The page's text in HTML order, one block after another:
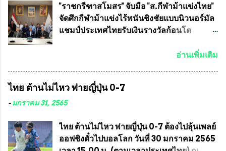
อายุ ชิงแชมป์ประเทศไทย ครั้งที่ 1 ประจำปี
2564 กำหนดแข่งขันระหว่างวันที่ 24
เมษายน จนถึงว...
ทีมงาน ต้องขออภัย ที่ไม่ได้เอ่ยชื่อเต็มสังกัด
เพราะท่านขอสงวนเอาไว้ พันอากาศเอก ทอง
อินทร์ พรหมสุวรรณ ท่านรองกัมปนาท ผู้ร่วม
ครั้งนี้ได้ เนื่องจาก ติดธุระเร่งด่วน จึงได้มอบ
ความสงบเรียบร้อย นางฉวีวรรณ ตระกูลธรรม
ประธานชุมชน คลองลัดภาชีเขตภาษีเจริญ
สท.ทพ. สมนึก ปัทมาลัยที่ปรึกษา และการแจก
ความ ร้องขอจากประธานชุมชนคลองลัดภาชี
เขตภาษีเจริญ !!พี่น้องชุมชนได้รับความเดือด
"ราชกรีฑาสโมสร" จับมือ "ส.กีฬาม้าแข่งไทย"
จัดศึกกีฬาม้าแข่งไร้พนันชิงชัยแบบนิวนอร์มัล
แชมป์ประเทศไทยรับเงินรางวัลก้อนโต
พล.อ.วิชญ เทพหัสดิน ณ อยุธยา นายกสมาคม
จัดการแข่งขันร่วมกัน ระหว่างสมาคม
ราชกรีฑาสโมสร กับ สมาคมกีฬาม้าแข่งไทย
ที่ห้องประชุมมูลนิธิโอลิมปิคไทย (บ้าน
นนท์ ประธานคณะกรรมการอำนวยการแข่ง
ม้า พร้อมด้วย นายเต็มสุข สุวรรณศร
อ่านเพิ่มเติม
ไทย ต้านไม่ไหว พ่ายญี่ปุ่น 0-7
-มกราคม 31, 2565
ไทย ต้านไม่ไหว พ่ายญี่ปุ่น 0-7 ต้องไปลุ้นเพลย์
ออฟชิงตั๋วไปบอลโลก วันที่ 30 มกราคม 2565